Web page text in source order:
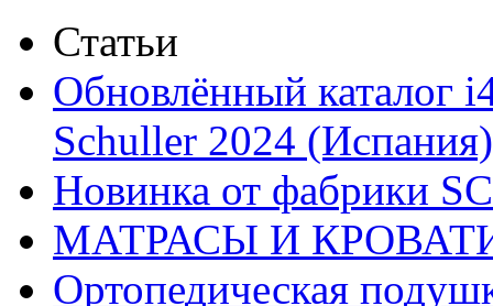
Статьи
Обновлённый каталог
Schuller 2024 (Испания)
Новинка от фабрики
МАТРАСЫ И
Ортопедическая